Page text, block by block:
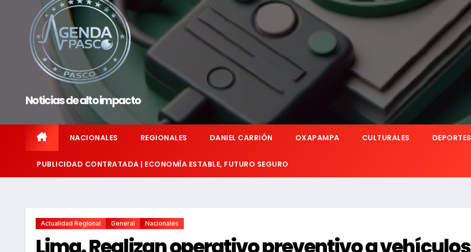
Noticias de alto impacto
NACIONALES REGIONALES DANIEL CARRIÓN OXAPAMPA CULTURALES DEPORTES
PUBLICIDAD CONTRATADA | ECONOMÍA ESTABLE, FUTURO SEGURO
Actualidad Regional General Nacionales